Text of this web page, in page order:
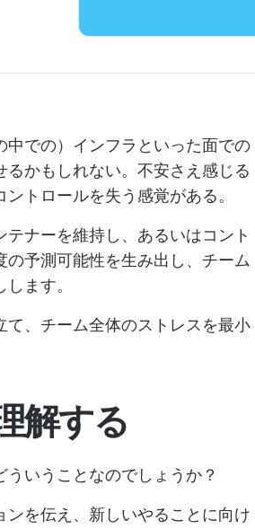
での）インフラといった面での
かもしれない。不安さえ感じる
トロールを失う感覚がある。
ナーを維持し、あるいはコント
予測可能性を生み出し、チーム
ます。
、チーム全体のストレスを最小
解する
いうことなのでしょうか？
を伝え、新しいやることに向け